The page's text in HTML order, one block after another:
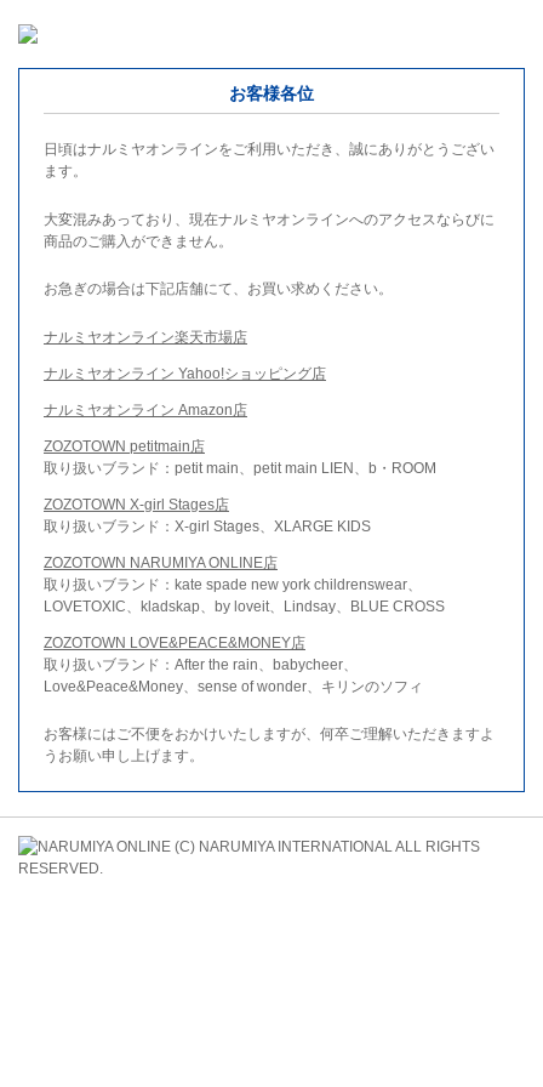
お客様各位
日頃はナルミヤオンラインをご利用いただき、誠にありがとうござい
ます。
大変混みあっており、現在ナルミヤオンラインへのアクセスならびに
商品のご購入ができません。
お急ぎの場合は下記店舗にて、お買い求めください。
ナルミヤオンライン楽天市場店
ナルミヤオンライン Yahoo!ショッピング店
ナルミヤオンライン Amazon店
ZOZOTOWN petitmain店
取り扱いブランド：petit main、petit main LIEN、b・ROOM
ZOZOTOWN X-girl Stages店
取り扱いブランド：X-girl Stages、XLARGE KIDS
ZOZOTOWN NARUMIYA ONLINE店
取り扱いブランド：kate spade new york childrenswear、
LOVETOXIC、kladskap、by loveit、Lindsay、BLUE CROSS
ZOZOTOWN LOVE&PEACE&MONEY店
取り扱いブランド：After the rain、babycheer、
Love&Peace&Money、sense of wonder、キリンのソフィ
お客様にはご不便をおかけいたしますが、何卒ご理解いただきますよ
うお願い申し上げます。